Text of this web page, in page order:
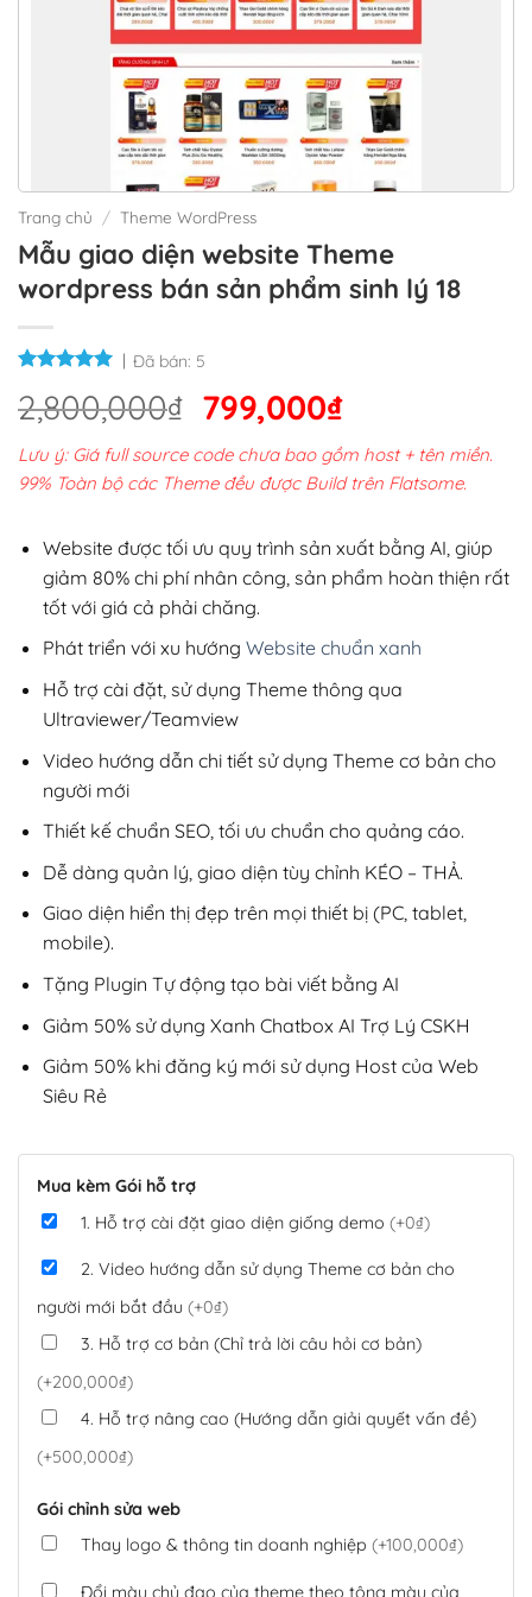
Trang chủ / Theme WordPress
Mẫu giao diện website Theme
wordpress bán sản phẩm sinh lý 18
Đã bán: 5
2,800,000₫ Giá
gốc
là:
2,800,000₫.
799,000₫Giá
hiện
tại
799,000₫.
Lưu ý: Giá full source code chưa bao gồm host + tên miền.
99% Toàn bộ các Theme đều được Build trên Flatsome.
Website được tối ưu quy trình sản xuất bằng AI, giúp
giảm 80% chi phí nhân công, sản phẩm hoàn thiện rất
tốt với giá cả phải chăng.
Phát triển với xu hướng Website chuẩn xanh
Hỗ trợ cài đặt, sử dụng Theme thông qua
Ultraviewer/Teamview
Video hướng dẫn chi tiết sử dụng Theme cơ bản cho
người mới
Thiết kế chuẩn SEO, tối ưu chuẩn cho quảng cáo.
Dễ dàng quản lý, giao diện tùy chỉnh KÉO – THẢ.
Giao diện hiển thị đẹp trên mọi thiết bị (PC, tablet,
mobile).
Tặng Plugin Tự động tạo bài viết bằng AI
Giảm 50% sử dụng Xanh Chatbox AI Trợ Lý CSKH
Giảm 50% khi đăng ký mới sử dụng Host của Web
Siêu Rẻ
Mua kèm Gói hỗ trợ
1. Hỗ trợ cài đặt giao diện giống demo (+0₫)
2. Video hướng dẫn sử dụng Theme cơ bản cho
người mới bắt đầu (+0₫)
3. Hỗ trợ cơ bản (Chỉ trả lời câu hỏi cơ bản)
(+200,000₫)
4. Hỗ trợ nâng cao (Hướng dẫn giải quyết vấn đề)
(+500,000₫)
Gói chỉnh sửa web
Thay logo & thông tin doanh nghiệp (+100,000₫)
Đổi màu chủ đạo của theme theo tông màu của